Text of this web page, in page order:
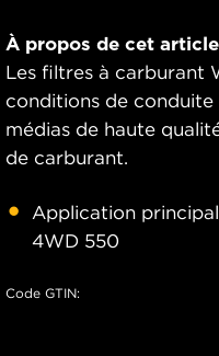
À propos de cet article
Les filtres à carburant
conditions de
médias de haute
de carburant.
Application
4WD 550
Code GTIN: